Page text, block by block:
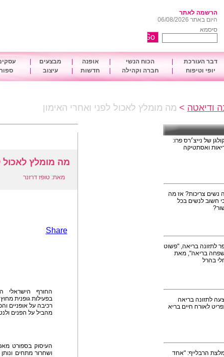
הרשמה לאתר
היום באתר 06/08/2026
סיסמא
דבר העורכת הכוח הנשי אופנה מבצעים
יופי וטיפוח חברה וקהילה חדשות עיצוב
ודיאטה > מה מומלץ לאכול לפני ואחרי האימון
של נייצ׳רס פרו:
ואסתטיקה
נשים צריכות? אז מה
חשוב לנשים בכל
לתזונה בריאה, "פשוט
בריאה", מאת
בהרל
לתזונה בריאה
לאורח חיים בריא
הרבלייף: "אחד
מה מומלץ לאכול
מאת: טופז דרזנר
Share
החורף הישראלי
בפעילות גופנית
רכיבה על אופניים
מהביל על הפנים
העיסוק בספורט
ושחרור מתחים